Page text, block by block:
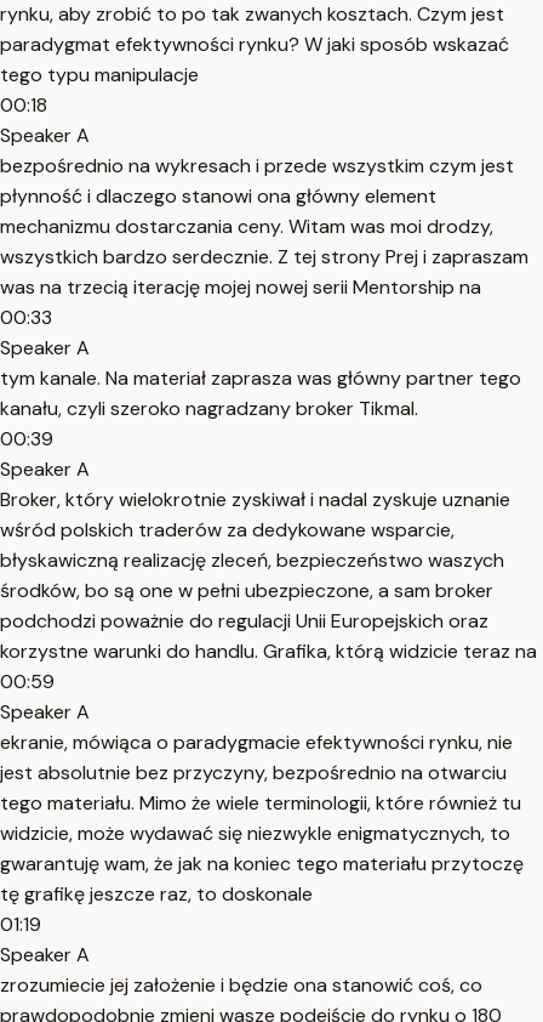
rynku, aby zrobić to po tak zwanych kosztach. Czym jest
paradygmat efektywności rynku? W jaki sposób wskazać
tego typu manipulacje
00:18
Speaker A
bezpośrednio na wykresach i przede wszystkim czym jest
płynność i dlaczego stanowi ona główny element
mechanizmu dostarczania ceny. Witam was moi drodzy,
wszystkich bardzo serdecznie. Z tej strony Prej i zapraszam
was na trzecią iterację mojej nowej serii Mentorship na
00:33
Speaker A
tym kanale. Na materiał zaprasza was główny partner tego
kanału, czyli szeroko nagradzany broker Tikmal.
00:39
Speaker A
Broker, który wielokrotnie zyskiwał i nadal zyskuje uznanie
wśród polskich traderów za dedykowane wsparcie,
błyskawiczną realizację zleceń, bezpieczeństwo waszych
środków, bo są one w pełni ubezpieczone, a sam broker
podchodzi poważnie do regulacji Unii Europejskich oraz
korzystne warunki do handlu. Grafika, którą widzicie teraz na
00:59
Speaker A
ekranie, mówiąca o paradygmacie efektywności rynku, nie
jest absolutnie bez przyczyny, bezpośrednio na otwarciu
tego materiału. Mimo że wiele terminologii, które również tu
widzicie, może wydawać się niezwykle enigmatycznych, to
gwarantuję wam, że jak na koniec tego materiału przytoczę
tę grafikę jeszcze raz, to doskonale
01:19
Speaker A
zrozumiecie jej założenie i będzie ona stanowić coś, co
prawdopodobnie zmieni wasze podejście do rynku o 180